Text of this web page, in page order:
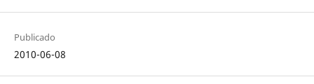
Publicado
2010-06-08